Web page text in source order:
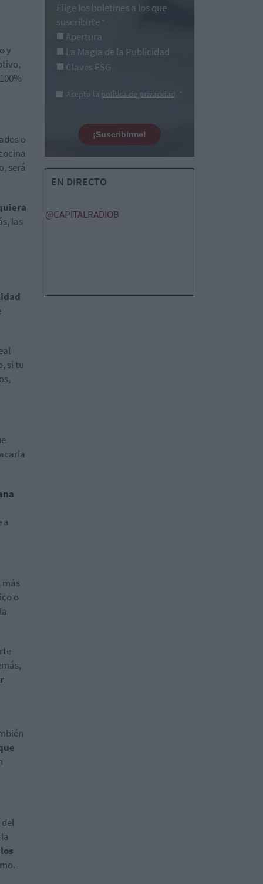
y
o
será
las
si tu
a
más
o
Elige los boletines a los que
suscribirte *
Apertura
La Magia de la Publicidad
Claves ESG
Acepto la política de privacidad. *
¡Suscribirme!
EN DIRECTO
@CAPITALRADIOB